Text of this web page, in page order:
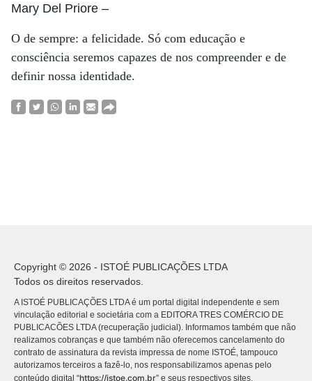
Mary Del Priore –
O de sempre: a felicidade. Só com educação e
consciência seremos capazes de nos compreender e de
definir nossa identidade.
Copyright © 2026 - ISTOÉ PUBLICAÇÕES LTDA
Todos os direitos reservados.
A ISTOÉ PUBLICAÇÕES LTDA é um portal digital independente e sem
vinculação editorial e societária com a EDITORA TRES COMÉRCIO DE
PUBLICACÕES LTDA (recuperação judicial). Informamos também que não
realizamos cobranças e que também não oferecemos cancelamento do
contrato de assinatura da revista impressa de nome ISTOÉ, tampouco
autorizamos terceiros a fazê-lo, nos responsabilizamos apenas pelo
conteúdo digital “https://istoe.com.br” e seus respectivos sites.